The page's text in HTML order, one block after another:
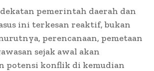
pemerintah daerah dan
ini terkesan reaktif, bukan
perencanaan, pemetaan
sejak awal akan
potensi konflik di kemudian